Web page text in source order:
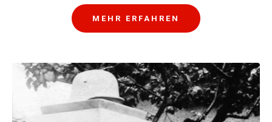
MEHR ERFAHREN